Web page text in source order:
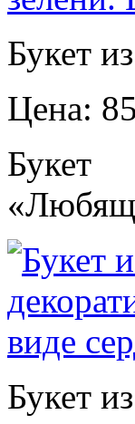
Букет
Цена:
Букет
Букет